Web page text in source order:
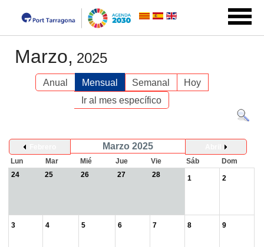
Marzo, 2025
Anual Mensual Semanal
Hoy
Ir al mes específico
Marzo 2025
Lun
Mar Mié Jue Vie Sáb
Dom
24
25 26 27 28 1 2
3 4 5 6 7 8 9